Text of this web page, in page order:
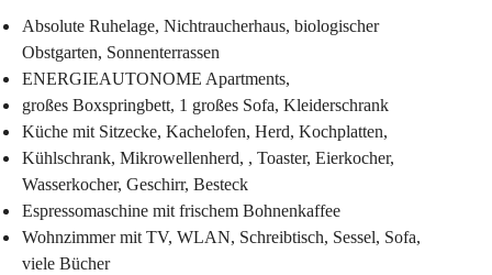
Absolute Ruhelage, Nichtraucherhaus, biologischer
Obstgarten, Sonnenterrassen
ENERGIEAUTONOME Apartments,
großes Boxspringbett, 1 großes Sofa, Kleiderschrank
Küche mit Sitzecke, Kachelofen, Herd, Kochplatten,
Kühlschrank, Mikrowellenherd, , Toaster, Eierkocher,
Wasserkocher, Geschirr, Besteck
Espressomaschine mit frischem Bohnenkaffee
Wohnzimmer mit TV, WLAN, Schreibtisch, Sessel, Sofa,
viele Bücher